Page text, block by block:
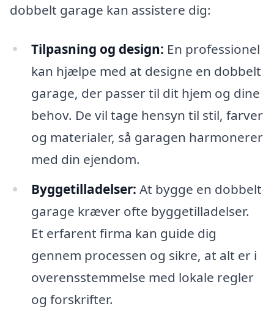
dobbelt garage kan assistere dig:
Tilpasning og design: En professionel
kan hjælpe med at designe en dobbelt
garage, der passer til dit hjem og dine
behov. De vil tage hensyn til stil, farver
og materialer, så garagen harmonerer
med din ejendom.
Byggetilladelser: At bygge en dobbelt
garage kræver ofte byggetilladelser.
Et erfarent firma kan guide dig
gennem processen og sikre, at alt er i
overensstemmelse med lokale regler
og forskrifter.